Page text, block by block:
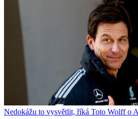
Nedokážu to vysvětlit, říká Toto Wolff o